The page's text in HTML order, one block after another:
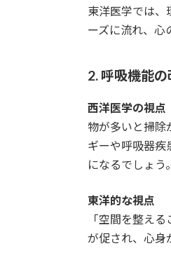
東洋医学では、
ーズに流れ、心
2. 呼吸機能
西洋医学の視点
物が多いと掃除
ギーや呼吸器疾
になるでしょう。
東洋的な視点
「空間を整え
が促され、心身